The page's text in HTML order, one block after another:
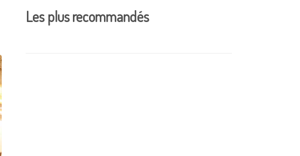
Les plus recommandés